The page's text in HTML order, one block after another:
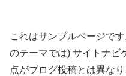
これはサンプルページで
のテーマでは) サイトナビ
点がブログ投稿とは異な